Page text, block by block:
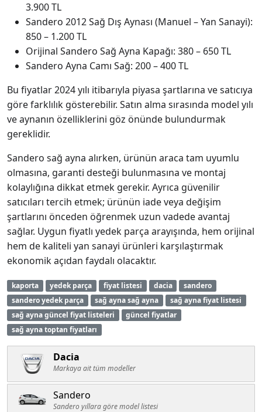
3.900 TL
Sandero 2012 Sağ Dış Aynası (Manuel – Yan Sanayi):
850 – 1.200 TL
Orijinal Sandero Sağ Ayna Kapağı: 380 – 650 TL
Sandero Ayna Camı Sağ: 200 – 400 TL
Bu fiyatlar 2024 yılı itibarıyla piyasa şartlarına ve satıcıya
göre farklılık gösterebilir. Satın alma sırasında model yılı
ve aynanın özelliklerini göz önünde bulundurmak
gereklidir.
Sandero sağ ayna alırken, ürünün araca tam uyumlu
olmasına, garanti desteği bulunmasına ve montaj
kolaylığına dikkat etmek gerekir. Ayrıca güvenilir
satıcıları tercih etmek; ürünün iade veya değişim
şartlarını önceden öğrenmek uzun vadede avantaj
sağlar. Uygun fiyatlı yedek parça arayışında, hem orijinal
hem de kaliteli yan sanayi ürünleri karşılaştırmak
ekonomik açıdan faydalı olacaktır.
kaporta yedek parça fiyat listesi dacia
sandero
sandero yedek parça
sağ ayna sağ ayna
sağ ayna fiyat listesi
sağ ayna güncel fiyat listeleri
güncel fiyatlar
sağ ayna toptan fiyatları
Dacia
Markaya ait tüm modeller
Sandero
Sandero yıllara göre model listesi